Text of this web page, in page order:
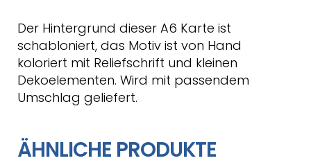
Der Hintergrund dieser A6 Karte ist
schabloniert, das Motiv ist von Hand
koloriert mit Reliefschrift und kleinen
Dekoelementen. Wird mit passendem
Umschlag geliefert.
ÄHNLICHE PRODUKTE